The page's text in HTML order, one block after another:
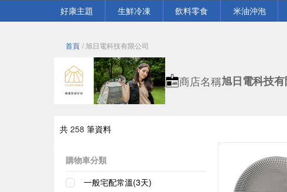
好康主題
生鮮冷凍 飲料零食 米油沖泡
首頁 / 旭日電科技有限公司
商店名稱旭日電科技
共 258 筆資料
購物車分類
一般宅配常溫(3天)